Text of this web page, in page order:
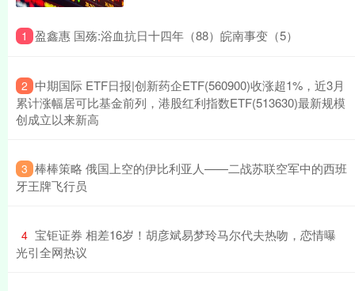
1 ​盈鑫惠 国殇:浴血抗日十四年（88）皖南事变（5）
2 ​中期国际 ETF日报|创新药企ETF(560900)收涨超1%，近3月
累计涨幅居可比基金前列，港股红利指数ETF(513630)最新规模
创成立以来新高
3 ​棒棒策略 俄国上空的伊比利亚人——二战苏联空军中的西班
牙王牌飞行员
4 ​宝钜证券 相差16岁！胡彦斌易梦玲马尔代夫热吻，恋情曝
光引全网热议